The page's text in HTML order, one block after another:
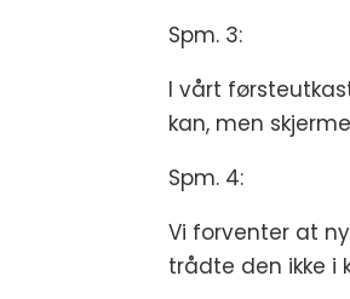
Spm. 3:
I vårt
kan, men
Spm. 4:
Vi forventer at
trådte den ikke i